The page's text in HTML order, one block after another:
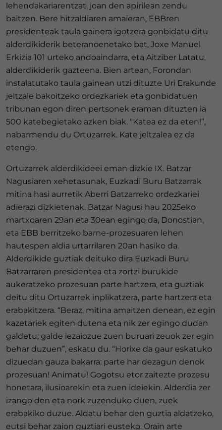
lehendakariarentzat, joan den apirilean zendu
baitzen. Bere hitzaldiaren amaieran, EBBren
presidenteak taula gainera igotzera gonbidatu ditu
alderdikiderik beteranoenetako bat, Joxe Manuel
Erkizia 101 urteko andoaindarra, eta Aitziber Latatu,
alderdikiderik gazteena. Bien artean, Forondan
instalatutako taula gainean utzi dituzte Uri Erakunde
jeltzale bakoitzeko ordezkariek eta gonbidatuen
tribunan egon diren pertsonek eraman dituzten ia
500 katebegietako azken biak. “Katea ez da eten!”,
nabarmendu du Ortuzarrek. Kate jeltzalea ez da
etengo.
Ortuzarrek alderdikideei eman dizkie IX. Batzar
Nagusiaren xehetasunak, Euzkadi Buru Batzarrak
mitina hasi aurretik Aberri Batzarreko ordezkariei
adierazi dizkietenak. Batzar Nagusi hau 2025eko
martxoaren 29an eta 30ean egingo da, Donostian,
eta EBB berritzeko barne-prozesuaren lehen
hautespen aldia urtarrilaren 20an hasiko da.
Alderdikide guztiak deituko dira Euzkadi Buru
Batzarraren presidentea eta zortzi burukide
aukeratzeko prozesuan parte hartzera, eta guztiak
deitu ditu Ortuzarrek inplikatzera, parte hartzera eta
erabakitzera. “Beraz, mitina amaitzen denean, ez egin
kazetariek egiten dutena eta nik zer egingo dudan
galdetu; galde iezaiozue zuen buruari zeuok zer egin
behar duzuen”, eskatu du. “Horixe da gaur eskatuko
dizuedan gauza bakarra: parte har dezagun denok
prozesuan! Animatu! Gogotsu etor zaitezte prozesu
honetara, ilusioarekin eta zuen ideiekin. Alderdia zer
izango den eta nork zuzenduko duen, zuek
erabakiko duzue. Aldatu behar den guztia aldatzeko,
eutsi behar zaion guztiari eusteko. Orain arte